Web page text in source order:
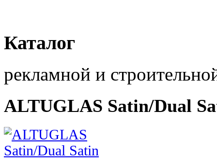
Каталог
рекламной и
ALTUGLAS Satin/Dual